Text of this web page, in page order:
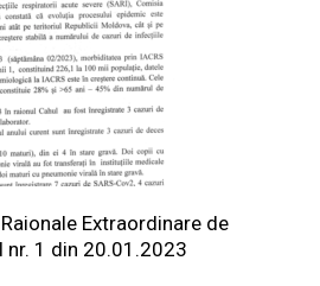
Extraordinare de
nr. 1 din 20.01.2023